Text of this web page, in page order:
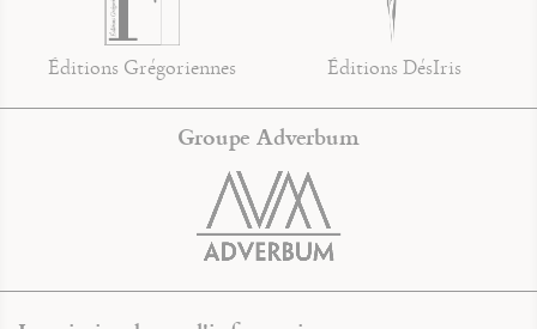
Éditions Grégoriennes Éditions DésIris
Groupe Adverbum